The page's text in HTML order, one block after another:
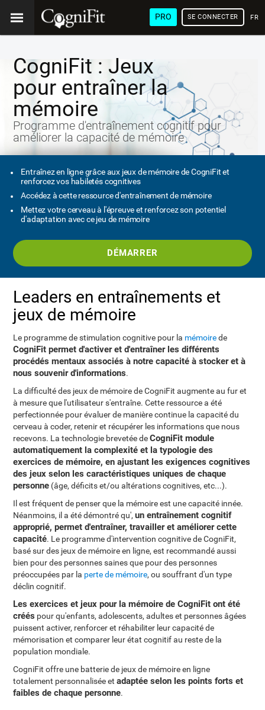
PRO SE CONNECTER
CogniFit : Jeux
pour entraîner la
mémoire
Programme d'entraînement cognitif pour
améliorer la capacité de mémoire
Entraînez en ligne grâce aux jeux de mémoire de CogniFit et
renforcez vos habiletés cognitives
Accédez à cette ressource d'entraînement de mémoire
Mettez votre cerveau à l'épreuve et renforcez son potentiel
d'adaptation avec ce jeu de mémoire
DÉMARRER
Leaders en entraînements et
jeux de mémoire
Le programme de stimulation cognitive pour la mémoirede
CogniFit permet d'activer et d'entraîner les différents
procédés mentaux associés à notre capacité à stocker et à
nous souvenir d'informations.
La difficulté des jeux de mémoire de CogniFit augmente au fur et
à mesure que l'utilisateur s'entraîne. Cette ressource a été
perfectionnée pour évaluer de manière continue la capacité du
cerveau à coder, retenir et récupérer les informations que nous
recevons. La technologie brevetée deCogniFit module
automatiquement la complexité et la typologie des
exercices de mémoire, en ajustant les exigences cognitives
des jeux selon les caractéristiques uniques de chaque
personne (âge, déficits et/ou altérations cognitives, etc...).
Il est fréquent de penser que la mémoire est une capacité innée.
Néanmoins, il a été démontré qu',un entraînement cognitif
approprié, permet d'entraîner, travailler et améliorer cette
capacité. Le programme d'intervention cognitive de CogniFit,
basé sur des jeux de mémoire en ligne, est recommandé aussi
bien pour des personnes saines que pour des personnes
préoccupées par la perte de mémoire, ou souffrant d'un type
déclin cognitif.
Les exercices et jeux pour la mémoire de CogniFit ont été
créés pour qu'enfants, adolescents, adultes et personnes âgées
puissent activer, renforcer et réhabiliter leur capacité de
mémorisation et comparer leur état cognitif au reste de la
population mondiale.
CogniFit offre une batterie de jeux de mémoire en ligne
totalement personnalisée etadaptée selon les points forts et
faibles de chaque personne.